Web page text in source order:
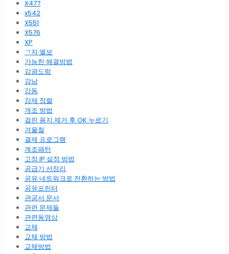
X477
x542
X551
X576
XP
ㄱ자 엘보
가능한 해결방법
감광드럼
강남
강동
강제 정렬
개조 방법
걸린 용지 제거 후 OK 누르기
겨울철
결제 프로그램
계조패턴
고정 IP 설정 방법
공급기 선정리
공유 네트워크로 전환하는 방법
공유프린터
관공서 문서
관련 문제들
관련동영상
교체
교체 방법
교체방법